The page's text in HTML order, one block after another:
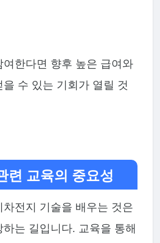
한다면 향후 높은 급여와
수 있는 기회가 열릴 것
련 교육의 중요성
전지 기술을 배우는 것은
는 길입니다. 교육을 통해